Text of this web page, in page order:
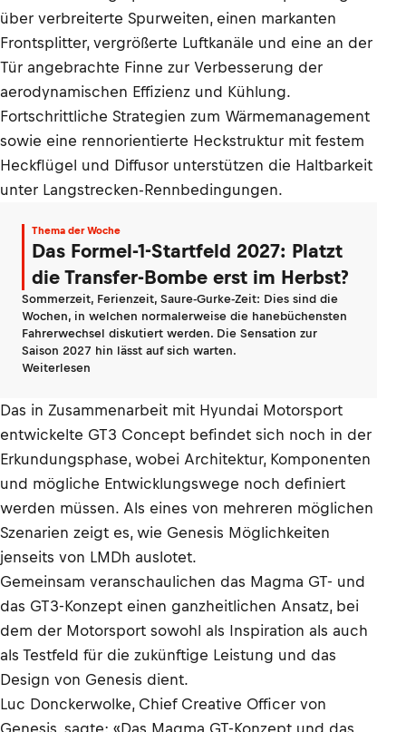
über verbreiterte Spurweiten, einen markanten
Frontsplitter, vergrößerte Luftkanäle und eine an der
Tür angebrachte Finne zur Verbesserung der
aerodynamischen Effizienz und Kühlung.
Fortschrittliche Strategien zum Wärmemanagement
sowie eine rennorientierte Heckstruktur mit festem
Heckflügel und Diffusor unterstützen die Haltbarkeit
unter Langstrecken-Rennbedingungen.
Thema der Woche
Das Formel-1-Startfeld 2027: Platzt
die Transfer-Bombe erst im Herbst?
Sommerzeit, Ferienzeit, Saure-Gurke-Zeit: Dies sind die
Wochen, in welchen normalerweise die hanebüchensten
Fahrerwechsel diskutiert werden. Die Sensation zur
Saison 2027 hin lässt auf sich warten.
Weiterlesen
Das in Zusammenarbeit mit Hyundai Motorsport
entwickelte GT3 Concept befindet sich noch in der
Erkundungsphase, wobei Architektur, Komponenten
und mögliche Entwicklungswege noch definiert
werden müssen. Als eines von mehreren möglichen
Szenarien zeigt es, wie Genesis Möglichkeiten
jenseits von LMDh auslotet.
Gemeinsam veranschaulichen das Magma GT- und
das GT3-Konzept einen ganzheitlichen Ansatz, bei
dem der Motorsport sowohl als Inspiration als auch
als Testfeld für die zukünftige Leistung und das
Design von Genesis dient.
Luc Donckerwolke, Chief Creative Officer von